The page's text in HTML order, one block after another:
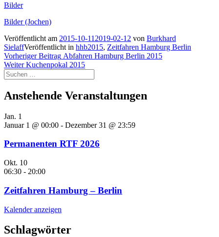
Bilder
Bilder (Jochen)
Veröffentlicht am 2015-10-11 2019-02-12 von Burkhard
SielaffVeröffentlicht in hhb2015, Zeitfahren Hamburg Berlin
Beitragsnavigation
Vorheriger Beitrag Vorheriger
Beitrag:
Abfahren Hamburg Berlin 2015
Weiter Nächster
Beitrag:
Kuchenpokal 2015
Suchen
nach:
Anstehende Veranstaltungen
Jan. 1
Januar 1 @ 00:00 - Dezember 31 @ 23:59
Permanenten RTF 2026
Okt. 10
06:30 - 20:00
Zeitfahren Hamburg – Berlin
Kalender anzeigen
Schlagwörter